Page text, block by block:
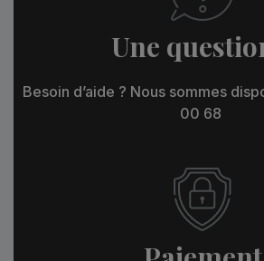
Une
Besoin d’aide ? Nous sommes
00 68